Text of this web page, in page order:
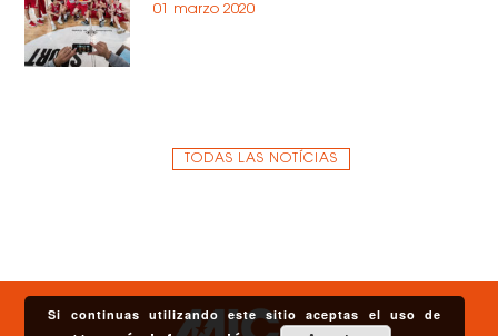
01 marzo 2020
TODAS LAS NOTÍCIAS
Si continuas utilizando este sitio aceptas el uso de